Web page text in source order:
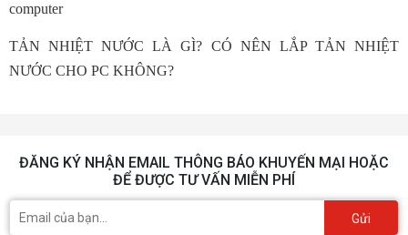
computer
TẢN NHIỆT NƯỚC LÀ GÌ? CÓ NÊN LẮP TẢN NHIỆT
NƯỚC CHO PC KHÔNG?
ĐĂNG KÝ NHẬN EMAIL THÔNG BÁO KHUYẾN MẠI HOẶC
ĐỂ ĐƯỢC TƯ VẤN MIỄN PHÍ
Gửi